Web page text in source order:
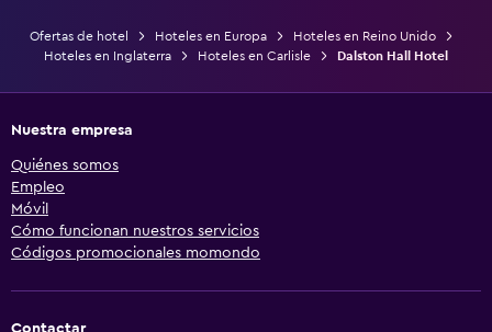
Ofertas de hotel Hoteles en Europa
Hoteles en Reino Unido
Hoteles en Inglaterra
Hoteles en Carlisle Dalston Hall Hotel
Nuestra empresa
Quiénes somos
Empleo
Móvil
Cómo funcionan nuestros servicios
Códigos promocionales momondo
Contactar